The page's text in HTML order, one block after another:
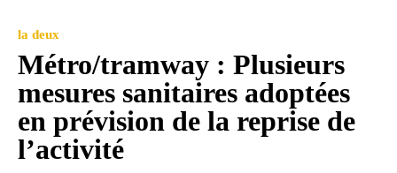
la deux
Métro/tramway : Plusieurs
mesures sanitaires adoptées
en prévision de la reprise de
l’activité